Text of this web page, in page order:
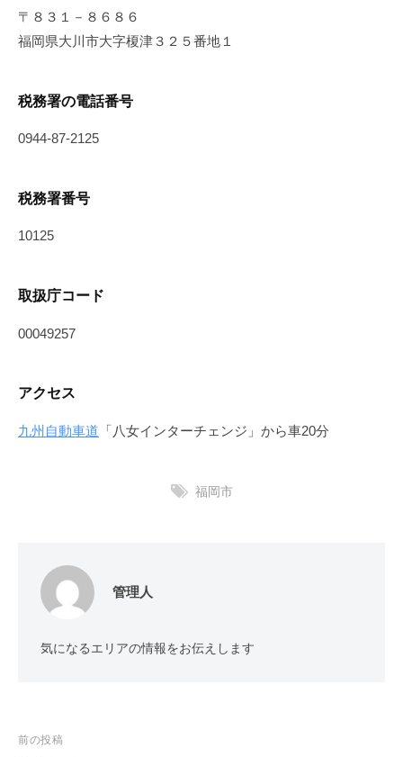
〒８３１－８６８６
福岡県大川市大字榎津３２５番地１
税務署の電話番号
0944-87-2125
税務署番号
10125
取扱庁コード
00049257
アクセス
九州自動車道 「八女インターチェンジ」から車20分
福岡市
管理人
気になるエリアの情報をお伝えします
投
前の投稿